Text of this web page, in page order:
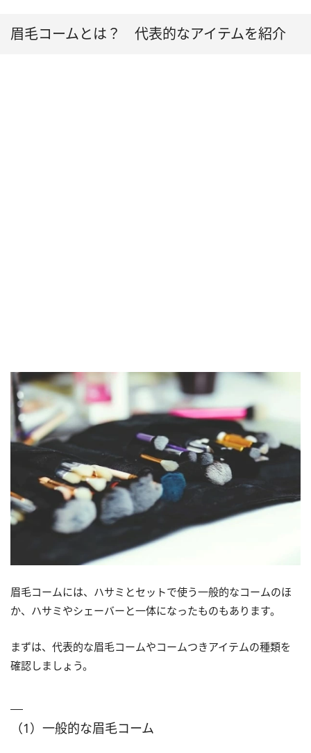
眉毛コームとは？ 代表的なアイテムを紹介
眉毛コームには、ハサミとセットで使う一般的なコームのほ
か、ハサミやシェーバーと一体になったものもあります。
まずは、代表的な眉毛コームやコームつきアイテムの種類を
確認しましょう。
（1）一般的な眉毛コーム